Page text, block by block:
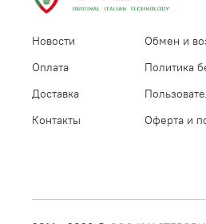
Новости
Оплата
Доставка
Контакты
Обмен и
Политика
Оферта и